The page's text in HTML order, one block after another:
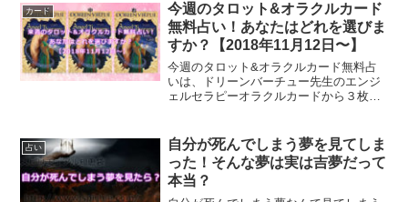
カード
今週のタロット&オラクルカード
無料占い！あなたはどれを選びま
すか？【2018年11月12日〜】
今週のタロット&オラクルカード無料占
いは、ドリーンバーチュー先生のエンジ
ェルセラピーオラクルカードから３枚引
占い
自分が死んでしまう夢を見てしま
った！そんな夢は実は吉夢だって
本当？